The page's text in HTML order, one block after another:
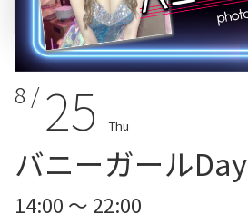
8 / 25 Thu
バニーガールDay
14:00 ～ 22:00